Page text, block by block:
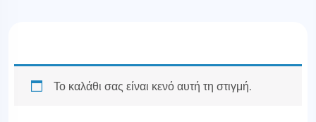
Το καλάθι σας είναι κενό αυτή τη στιγμή.